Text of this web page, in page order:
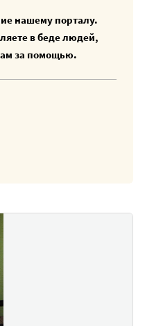
нашему порталу.
в беде людей,
за помощью.